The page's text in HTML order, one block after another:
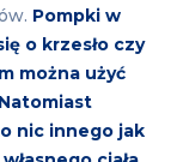
Pompki w
o krzesło czy
można użyć
nic innego jak